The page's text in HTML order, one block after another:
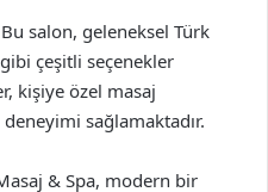
salon, geleneksel Türk
çeşitli seçenekler
kişiye özel masaj
sağlamaktadır.
& Spa, modern bir